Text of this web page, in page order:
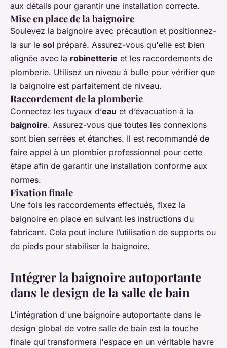
aux détails pour garantir une installation correcte.
Mise en place de la baignoire
Soulevez la baignoire avec précaution et positionnez-
la sur le sol préparé. Assurez-vous qu'elle est bien
alignée avec la robinetterie et les raccordements de
plomberie. Utilisez un niveau à bulle pour vérifier que
la baignoire est parfaitement de niveau.
Raccordement de la plomberie
Connectez les tuyaux d’eau et d’évacuation à la
baignoire. Assurez-vous que toutes les connexions
sont bien serrées et étanches. Il est recommandé de
faire appel à un plombier professionnel pour cette
étape afin de garantir une installation conforme aux
normes.
Fixation finale
Une fois les raccordements effectués, fixez la
baignoire en place en suivant les instructions du
fabricant. Cela peut inclure l’utilisation de supports ou
de pieds pour stabiliser la baignoire.
Intégrer la baignoire autoportante
dans le design de la salle de bain
L'intégration d'une baignoire autoportante dans le
design global de votre salle de bain est la touche
finale qui transformera l'espace en un véritable havre